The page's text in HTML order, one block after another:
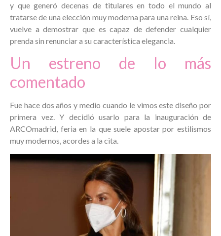
y que generó decenas de titulares en todo el mundo al
tratarse de una elección muy moderna para una reina. Eso sí,
vuelve a demostrar que es capaz de defender cualquier
prenda sin renunciar a su característica elegancia.
Un estreno de lo más
comentado
Fue hace dos años y medio cuando le vimos este diseño por
primera vez. Y decidió usarlo para la inauguración de
ARCOmadrid, feria en la que suele apostar por estilismos
muy modernos, acordes a la cita.